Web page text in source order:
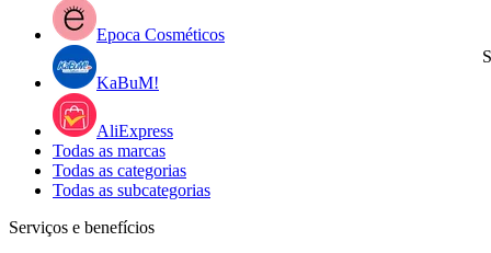
Epoca Cosméticos
KaBuM!
AliExpress
Todas as marcas
Todas as categorias
Todas as subcategorias
Serviços e benefícios